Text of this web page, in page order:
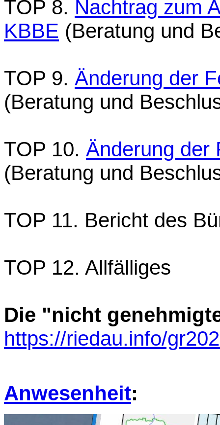
TOP 8. Nachtrag zum
KBBE (Beratung und
TOP 9. Änderung der
(Beratung und
TOP 10. Änderung der
(Beratung und
TOP 11. Bericht des
TOP 12. Allfälliges
Die "nicht
https://riedau.info/
Anwesenheit: